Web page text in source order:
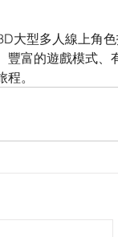
大型多人線上角
富的遊戲模式、
。